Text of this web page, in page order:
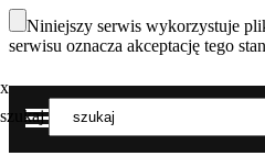
Niniejszy serwis wykorzystuje
serwisu oznacza akceptację tego
MENU
x
szukaj